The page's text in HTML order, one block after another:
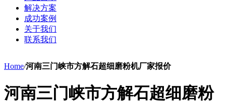
解决方案
成功案例
关于我们
联系我们
Home/河南三门峡市方解石超细磨粉机厂家报价
河南三门峡市方解石超细磨粉